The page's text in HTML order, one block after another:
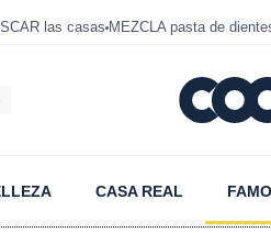
las casas MEZCLA pasta de
CASA REAL